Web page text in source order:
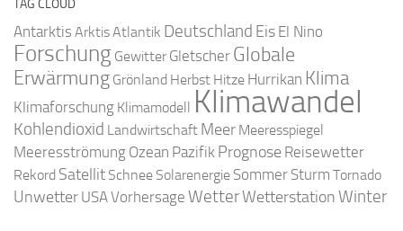
TAG CLOUD
Antarktis Arktis Atlantik Deutschland Eis El Nino
Forschung Gewitter Gletscher Globale
Erwärmung Grönland Herbst Hitze Hurrikan Klima
Klimaforschung Klimamodell Klimawandel
Kohlendioxid Landwirtschaft Meer Meeresspiegel
Meeresströmung Ozean Pazifik Prognose Reisewetter
Rekord Satellit Schnee Solarenergie Sommer Sturm Tornado
Unwetter USAVorhersage WetterWetterstationWinter